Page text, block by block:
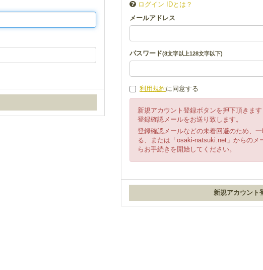
ログイン IDとは？
メールアドレス
パスワード(8文字以上128文字以下)
利用規約に同意する
新規アカウント登録ボタンを押下頂きま
登録確認メールをお送り致します。
登録確認メールなどの未着回避のため、
る、または「osaki-natsuki.net」からの
らお手続きを開始してください。